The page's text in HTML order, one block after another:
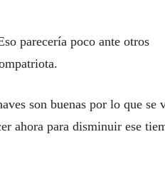
parecería poco ante otros
son buenas por lo que se
ahora para disminuir ese